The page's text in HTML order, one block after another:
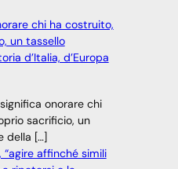
chi ha costruito,
un tassello
d’Italia, d’Europa
onorare chi
sacrificio, un
della […]
affinché simili